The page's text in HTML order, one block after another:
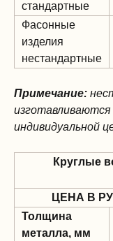
стандартные
Фасонные
изделия
нестандартные
Примечание:
индивидуальной
Круглые
ЦЕНА В
Толщина
металла, мм